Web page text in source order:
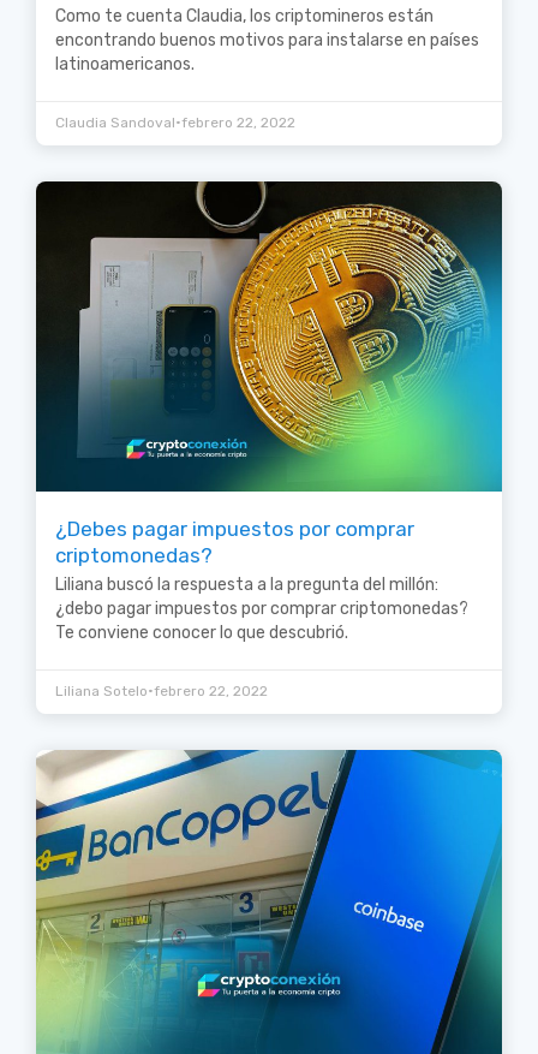
Como te cuenta Claudia, los criptomineros están
encontrando buenos motivos para instalarse en países
latinoamericanos.
Claudia Sandoval•febrero 22, 2022
¿Debes pagar impuestos por comprar
criptomonedas?
Liliana buscó la respuesta a la pregunta del millón:
¿debo pagar impuestos por comprar criptomonedas?
Te conviene conocer lo que descubrió.
Liliana Sotelo•febrero 22, 2022